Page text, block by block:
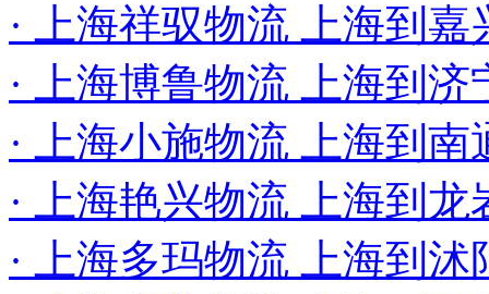
· 上海祥驭物流 上海到嘉
· 上海博鲁物流 上海到
· 上海小施物流 上海到南
· 上海艳兴物流 上海到龙
· 上海多玛物流 上海到